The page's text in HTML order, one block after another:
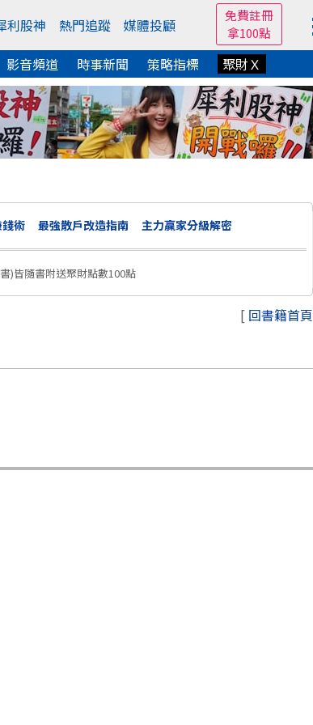
利股神 熱門追蹤 媒體投顧
免費註冊
拿100點
影音頻道 時事新聞 策略指標 聚財Ｘ
術 最強散戶改造指南 主力贏家分級解密
)皆隨書附送聚財點數100點
[ 回書籍首頁